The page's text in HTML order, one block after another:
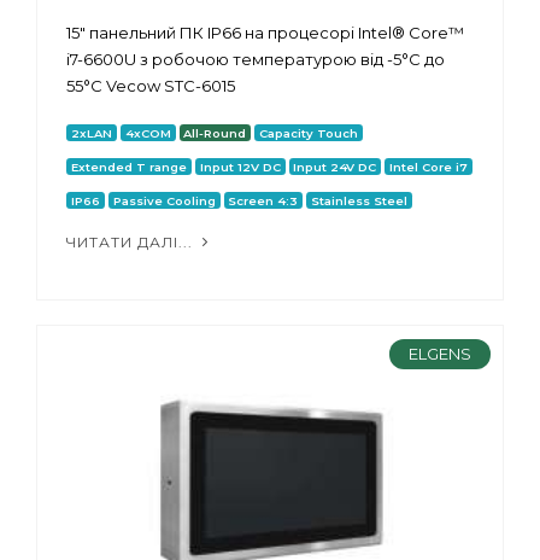
15" панельний ПК IP66 на процесорі Intel® Core™
i7-6600U з робочою температурою від -5°C до
55°C Vecow STC-6015
2xLAN 4xCOM All-Round Capacity Touch
Extended T range Input 12V DC Input 24V DC Intel Core i7
IP66 Passive Cooling Screen 4:3 Stainless Steel
ЧИТАТИ ДАЛІ...
ELGENS